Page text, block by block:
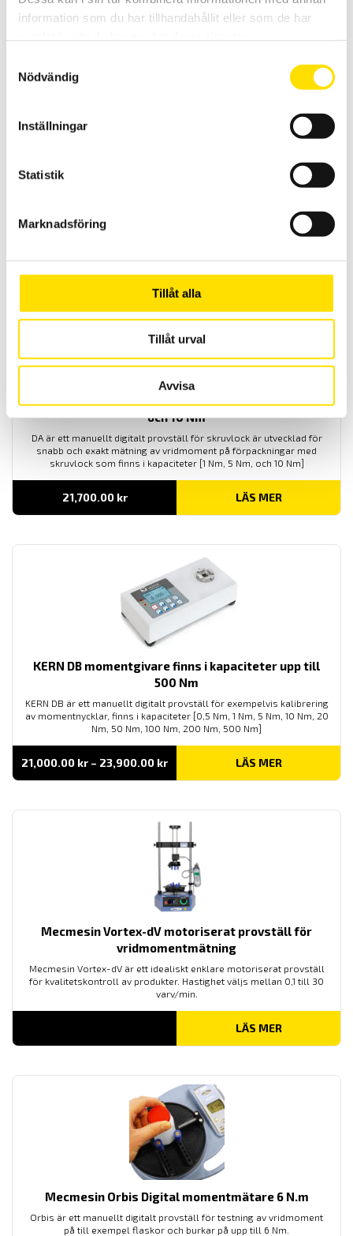
information som du har tillhandahållit eller som de har
Nödvändig
Inställningar
Statistik
Marknadsföring
Tillåt alla
Tillåt urval
Avvisa
Alluris Digital momentmätare CTT200 2 till 10 N.m
Alluris CTT-200-serien är särskilt lämpliga som testverktyg för
snabb manuell vridmomentprovning av skruvlock, ventiler,
maskinkomponenter eller verktyg. Föremål som kan testas har
17,500.00
SAUTER DA momentmätare finns i kapaciteter 1, 5
och 10 Nm
DA är ett manuellt digitalt provställ för skruvlock är utvecklad för
snabb och exakt mätning av vridmoment på förpackningar med
skruvlock som finns i kapaciteter [1 Nm, 5 Nm, och 10 Nm]
21,700.00 kr LÄS MER
KERN DB momentgivare finns i kapaciteter upp till
500 Nm
KERN DB är ett manuellt digitalt provställ för exempelvis kalibrering
av momentnycklar, finns i kapaciteter [0,5 Nm, 1 Nm, 5 Nm, 10 Nm, 20
Nm, 50 Nm, 100 Nm, 200 Nm, 500 Nm]
21,000.00 kr – 23,900.00 krPrisintervall:
till
LÄS MER
Mecmesin Vortex-dV motoriserat provställ för
vridmomentmätning
Mecmesin Vortex-dV är ett idealiskt enklare motoriserat provställ
för kvalitetskontroll av produkter. Hastighet väljs mellan 0,1 till 30
varv/min.
LÄS MER
Mecmesin Orbis Digital momentmätare 6 N.m
Orbis är ett manuellt digitalt provställ för testning av vridmoment
på till exempel flaskor och burkar på upp till 6 Nm.